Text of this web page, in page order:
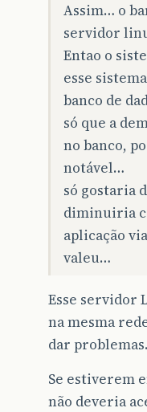
Assim… o
servidor
Entao o
esse
banco de
só que a
no banco,
notável…
só gostaria
diminuiria
aplicação
valeu…
Esse servidor
na mesma
dar problemas.
Se estiverem
não deveria